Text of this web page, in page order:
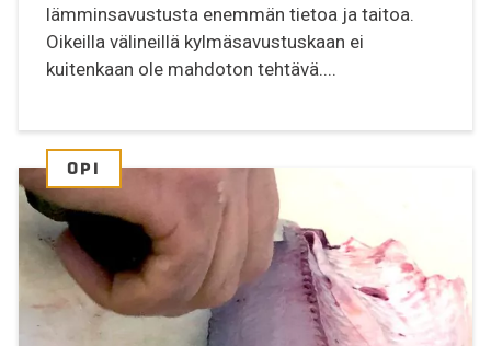
lämminsavustusta enemmän tietoa ja taitoa.
Oikeilla välineillä kylmäsavustuskaan ei
kuitenkaan ole mahdoton tehtävä....
OPI